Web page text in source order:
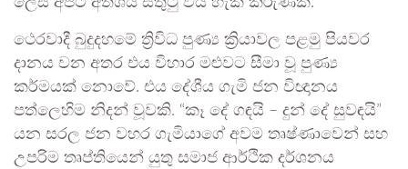
ථෙරවාදී බුදුදහමේ ත්‍රිවිධ පුණ්‍ය ක්‍රියාවල පළමු පියවර
දානය වන අතර එය විහාර මළුවට සීමා වූ පුණ්‍ය
කර්මයක් නොවේ. එය දේශීය ගැමි ජන විඥානය
පත්ලෙහිම නිදන් වූවකි. “කෑ දේ ගඳයි – දුන් දේ සුවඳයි”
යන සරල ජන වහර ගැමියාගේ අවම තෘෂ්ණාවෙන් සහ
උපරිම තෘප්තියෙන් යුතු සමාජ ආර්ථික දර්ශනය